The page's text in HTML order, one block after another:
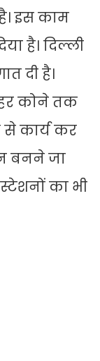
इस काम
है। दिल्ली
दी है।
कोने तक
से कार्य कर
बनने जा
का भी